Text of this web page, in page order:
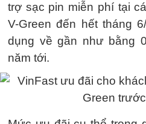
trợ sạc pin miễn phí tại
V-Green đến hết tháng
dụng về gần như bằng
năm tới.